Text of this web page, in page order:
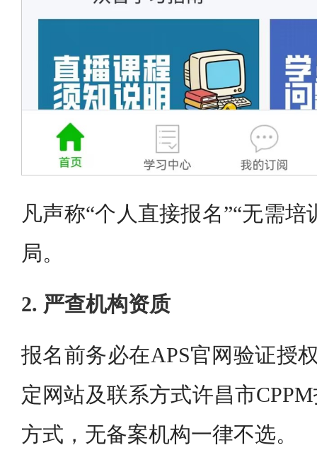
凡声称“个人直接报名”“无需培
局。
2. 严查机构资质
报名前务必在APS官网验证授
定网站及联系方式许昌市
方式，无备案机构一律不选。